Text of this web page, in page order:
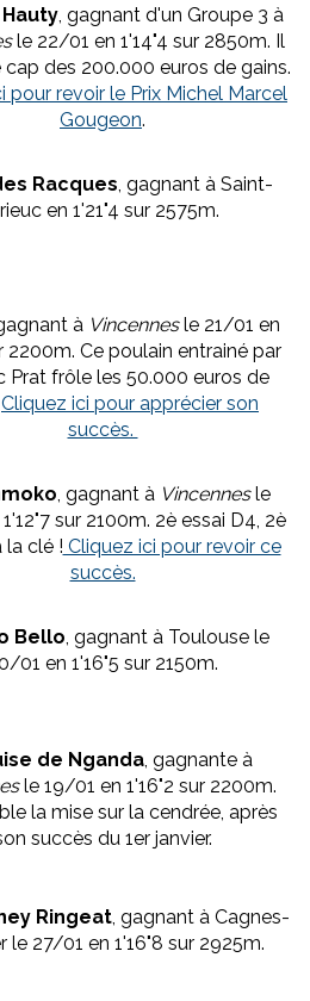
, gagnant d'un Groupe 3 à
le 22/01 en 1'14"4 sur 2850m. Il
des 200.000 euros de gains.
pour revoir le Prix Michel Marcel
Gougeon.
Racques , gagnant à Saint-
en 1'21"4 sur 2575m.
gagnant à Vincennesle 21/01 en
2200m. Ce poulain entrainé par
Prat frôle les 50.000 euros de
Cliquez ici pour apprécier son
succès.
, gagnant à Vincennesle
sur 2100m. 2è essai D4, 2è
la clé ! Cliquez ici pour revoir ce
succès.
Bello , gagnant à Toulouse le
01 en 1'16"5 sur 2150m.
de Nganda, gagnante à
le 19/01 en 1'16"2 sur 2200m.
la mise sur la cendrée, après
succès du 1er janvier.
Ringeat , gagnant à Cagnes-
le 27/01 en 1'16"8 sur 2925m.